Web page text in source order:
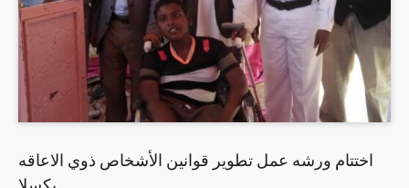
اختتام ورشه عمل تطوير قوانين الأشخاص ذوي الاعاقه